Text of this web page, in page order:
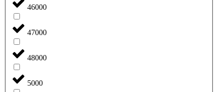
46000
47000
48000
5000